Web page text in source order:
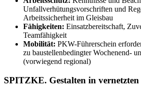
Unfallverhütungsvorschriften und
Arbeitssicherheit im Gleisbau
Fähigkeiten: Einsatzbereitschaft,
Teamfähigkeit
Mobilität: PKW-Führerschein
zu baustellenbedingter Wochenend-
(vorwiegend regional)
SPITZKE. Gestalten in vernetzten